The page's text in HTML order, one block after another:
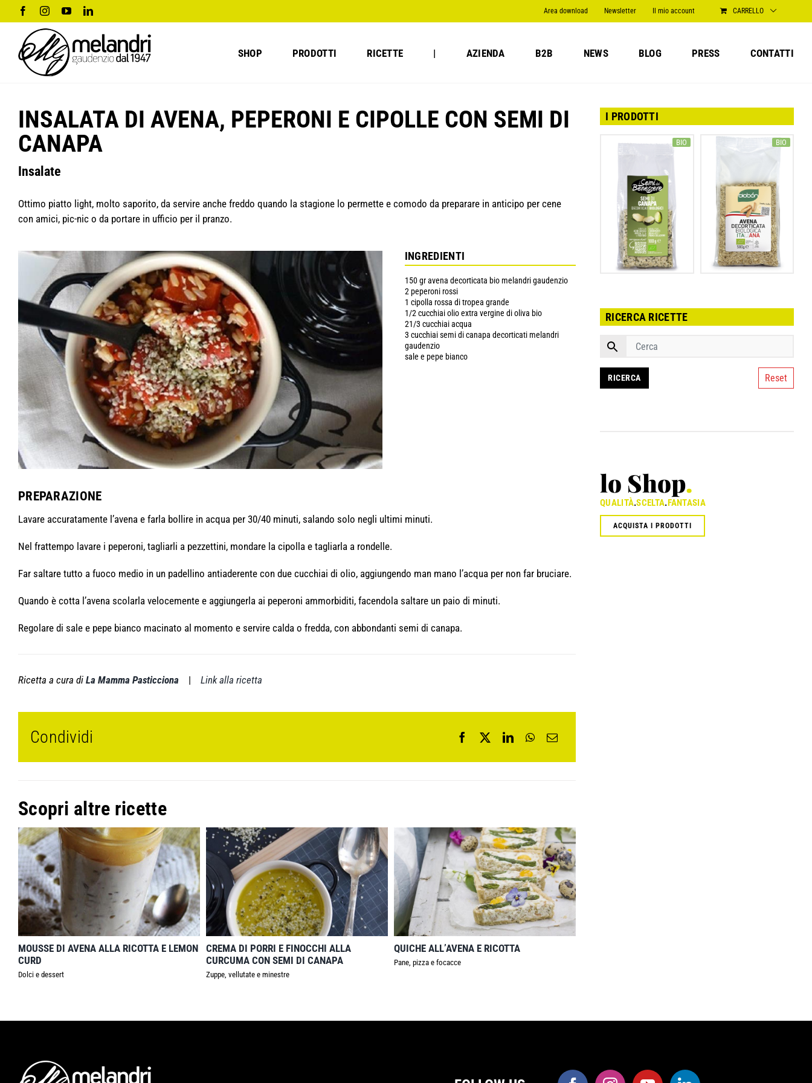
al
contenuto
FacebookInstagramYouTubeLinkedIn Area download Newsletter Il mio account CARRELLO
SHOP PRODOTTI RICETTE | AZIENDA B2B NEWS BLOG PRESS CONTATTI
INSALATA DI AVENA, PEPERONI E CIPOLLE CON SEMI DI
CANAPA
Insalate
Ottimo piatto light, molto saporito, da servire anche freddo quando la stagione lo permette e comodo da preparare in anticipo per cene
con amici, pic-nic o da portare in ufficio per il pranzo.
INGREDIENTI
150 gr avena decorticata bio melandri gaudenzio
2 peperoni rossi
1 cipolla rossa di tropea grande
1/2 cucchiai olio extra vergine di oliva bio
21/3 cucchiai acqua
3 cucchiai semi di canapa decorticati melandri
gaudenzio
sale e pepe bianco
PREPARAZIONE
Lavare accuratamente l’avena e farla bollire in acqua per 30/40 minuti, salando solo negli ultimi minuti.
Nel frattempo lavare i peperoni, tagliarli a pezzettini, mondare la cipolla e tagliarla a rondelle.
Far saltare tutto a fuoco medio in un padellino antiaderente con due cucchiai di olio, aggiungendo man mano l’acqua per non far bruciare.
Quando è cotta l’avena scolarla velocemente e aggiungerla ai peperoni ammorbiditi, facendola saltare un paio di minuti.
Regolare di sale e pepe bianco macinato al momento e servire calda o fredda, con abbondanti semi di canapa.
Ricetta a cura di La Mamma Pasticciona| Link alla ricetta
Condividi
Scopri altre ricette
MOUSSE DI AVENA ALLA RICOTTA E LEMON
CURD
Dolci e dessert
CREMA DI PORRI E FINOCCHI ALLA
CURCUMA CON SEMI DI CANAPA
Zuppe, vellutate e minestre
QUICHE ALL’AVENA E RICOTTA
Pane, pizza e focacce
I PRODOTTI
BIO BIO
RICERCA RICETTE
Reset
lo Shop.
QUALITÀ.SCELTA.FANTASIA
ACQUISTA I PRODOTTI